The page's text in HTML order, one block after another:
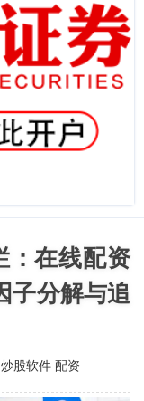
：在线配资
子分解与追
炒股软件 配资